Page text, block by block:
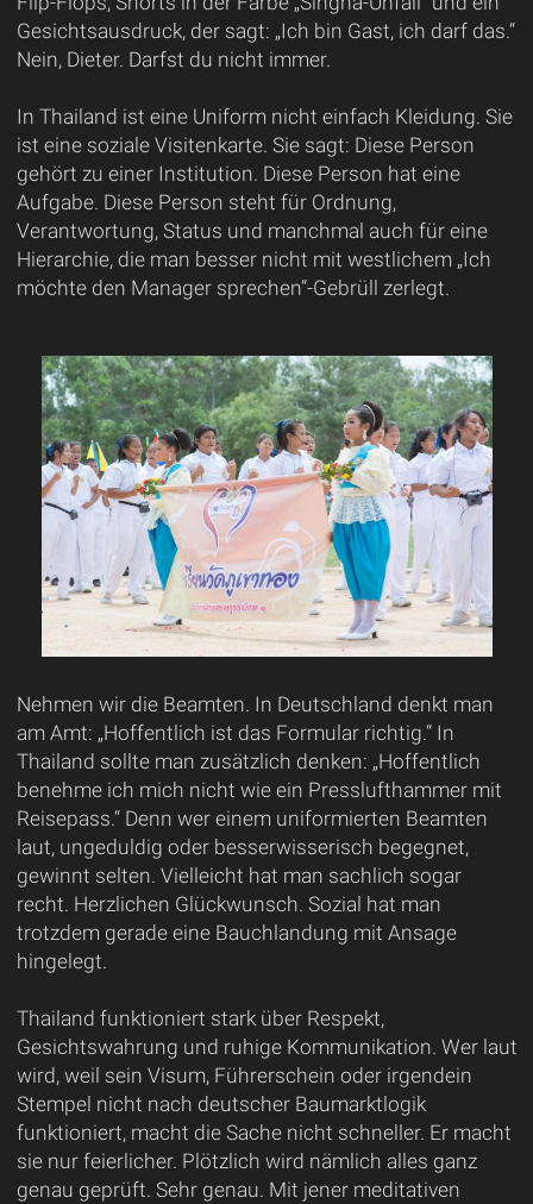
Gesichtsausdruck, der sagt: „Ich bin Gast, ich darf das.“
Nein, Dieter. Darfst du nicht immer.
In Thailand ist eine Uniform nicht einfach Kleidung. Sie
ist eine soziale Visitenkarte. Sie sagt: Diese Person
gehört zu einer Institution. Diese Person hat eine
Aufgabe. Diese Person steht für Ordnung,
Verantwortung, Status und manchmal auch für eine
Hierarchie, die man besser nicht mit westlichem „Ich
möchte den Manager sprechen“-Gebrüll zerlegt.
Nehmen wir die Beamten. In Deutschland denkt man
am Amt: „Hoffentlich ist das Formular richtig.“ In
Thailand sollte man zusätzlich denken: „Hoffentlich
benehme ich mich nicht wie ein Presslufthammer mit
Reisepass.“ Denn wer einem uniformierten Beamten
laut, ungeduldig oder besserwisserisch begegnet,
gewinnt selten. Vielleicht hat man sachlich sogar
recht. Herzlichen Glückwunsch. Sozial hat man
trotzdem gerade eine Bauchlandung mit Ansage
hingelegt.
Thailand funktioniert stark über Respekt,
Gesichtswahrung und ruhige Kommunikation. Wer laut
wird, weil sein Visum, Führerschein oder irgendein
Stempel nicht nach deutscher Baumarktlogik
funktioniert, macht die Sache nicht schneller. Er macht
sie nur feierlicher. Plötzlich wird nämlich alles ganz
genau geprüft. Sehr genau. Mit jener meditativen